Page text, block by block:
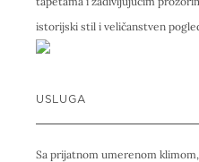
istorijski stil i veličanstven
USLUGA
Sa prijatnom umerenom